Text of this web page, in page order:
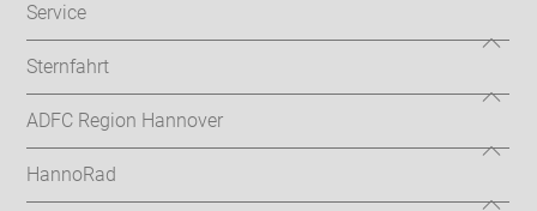
Service
Sternfahrt
ADFC Region Hannover
HannoRad